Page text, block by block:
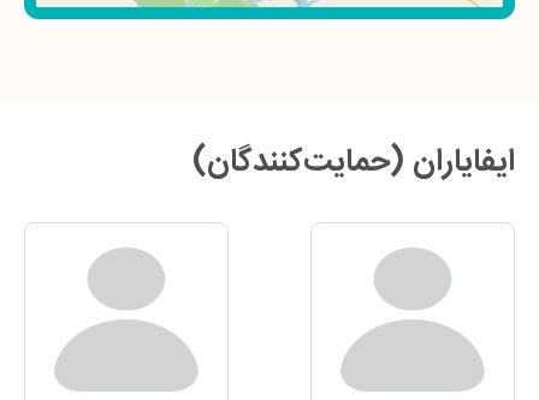
ایفایاران (حمایت‌کنندگان)